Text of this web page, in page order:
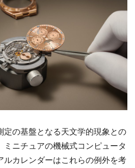
定の基盤となる天文学的現象との
ニチュアの機械式コンピュータ
ルカレンダーはこれらの例外を考